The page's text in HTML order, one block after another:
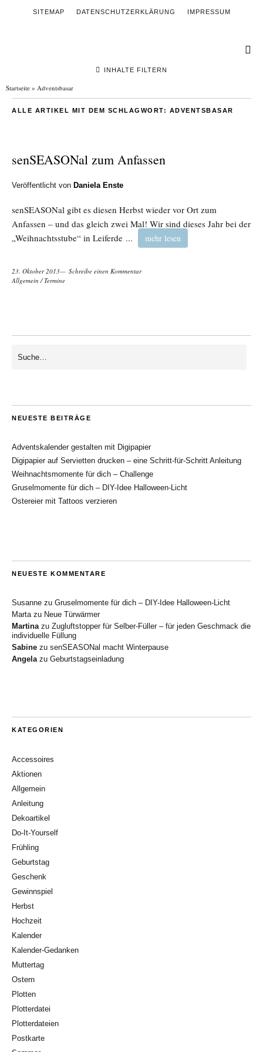
SITEMAP DATENSCHUTZERKLÄRUNG IMPRESSUM
INHALTE FILTERN
Startseite » Adventsbasar
ALLE ARTIKEL MIT DEM SCHLAGWORT: ADVENTSBASAR
senSEASONal zum Anfassen
Veröffentlicht von Daniela Enste
senSEASONal gibt es diesen Herbst wieder vor Ort zum
Anfassen – und das gleich zwei Mal! Wir sind dieses Jahr bei der
„Weihnachtsstube“ in Leiferde ... mehr lesen
23. Oktober 2013
Schreibe einen Kommentar
Allgemein /Termine
NEUESTE BEITRÄGE
Adventskalender gestalten mit Digipapier
Digipapier auf Servietten drucken – eine Schritt-für-Schritt Anleitung
Weihnachtsmomente für dich – Challenge
Gruselmomente für dich – DIY-Idee Halloween-Licht
Ostereier mit Tattoos verzieren
NEUESTE KOMMENTARE
Susanne zu Gruselmomente für dich – DIY-Idee Halloween-Licht
Martazu Neue Türwärmer
Martinazu Zugluftstopper für Selber-Füller – für jeden Geschmack die
individuelle Füllung
Sabine zu senSEASONal macht Winterpause
Angelazu Geburtstagseinladung
KATEGORIEN
Accessoires
Aktionen
Allgemein
Anleitung
Dekoartikel
Do-It-Yourself
Frühling
Geburtstag
Geschenk
Gewinnspiel
Herbst
Hochzeit
Kalender
Kalender-Gedanken
Muttertag
Ostern
Plotten
Plotterdatei
Plotterdateien
Postkarte